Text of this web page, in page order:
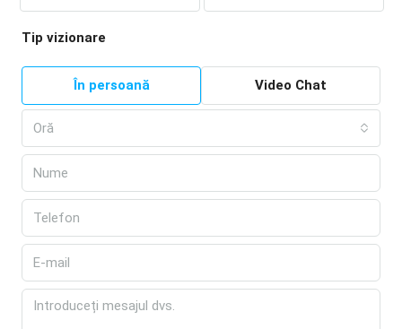
Tip vizionare
În persoană Video Chat
Oră